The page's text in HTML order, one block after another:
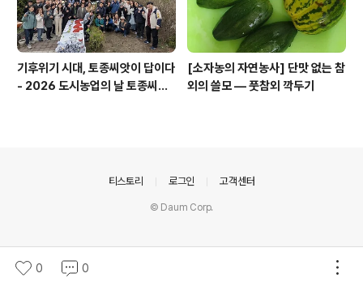
기후위기 시대, 토종씨앗이 답이다
- 2026 도시농업의 날 토종씨앗
[소자농의 자연농사] 단맛 없는 참
외의 쓸모 — 풋참외 깍두기
0 0
티스토리 로그인 고객센터
© Daum Corp.